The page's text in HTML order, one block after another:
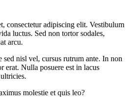
consectetur adipiscing elit. Vestibulum
luctus. Sed non tortor sodales,
arcu.
sed nisl vel, cursus rutrum ante. In non
erat. Nulla posuere est in lacus
molestie et quis leo?